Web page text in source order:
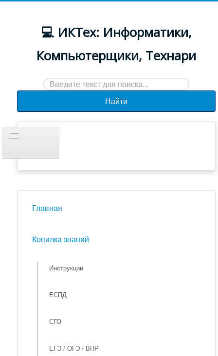
💻 ИКТех: Информатики,
Компьютерщики, Технари
Искать...
Найти
навигацию
Новости
Главная
Копилка знаний
Инструкции
ЕСПД
СГО
ЕГЭ / ОГЭ / ВПР